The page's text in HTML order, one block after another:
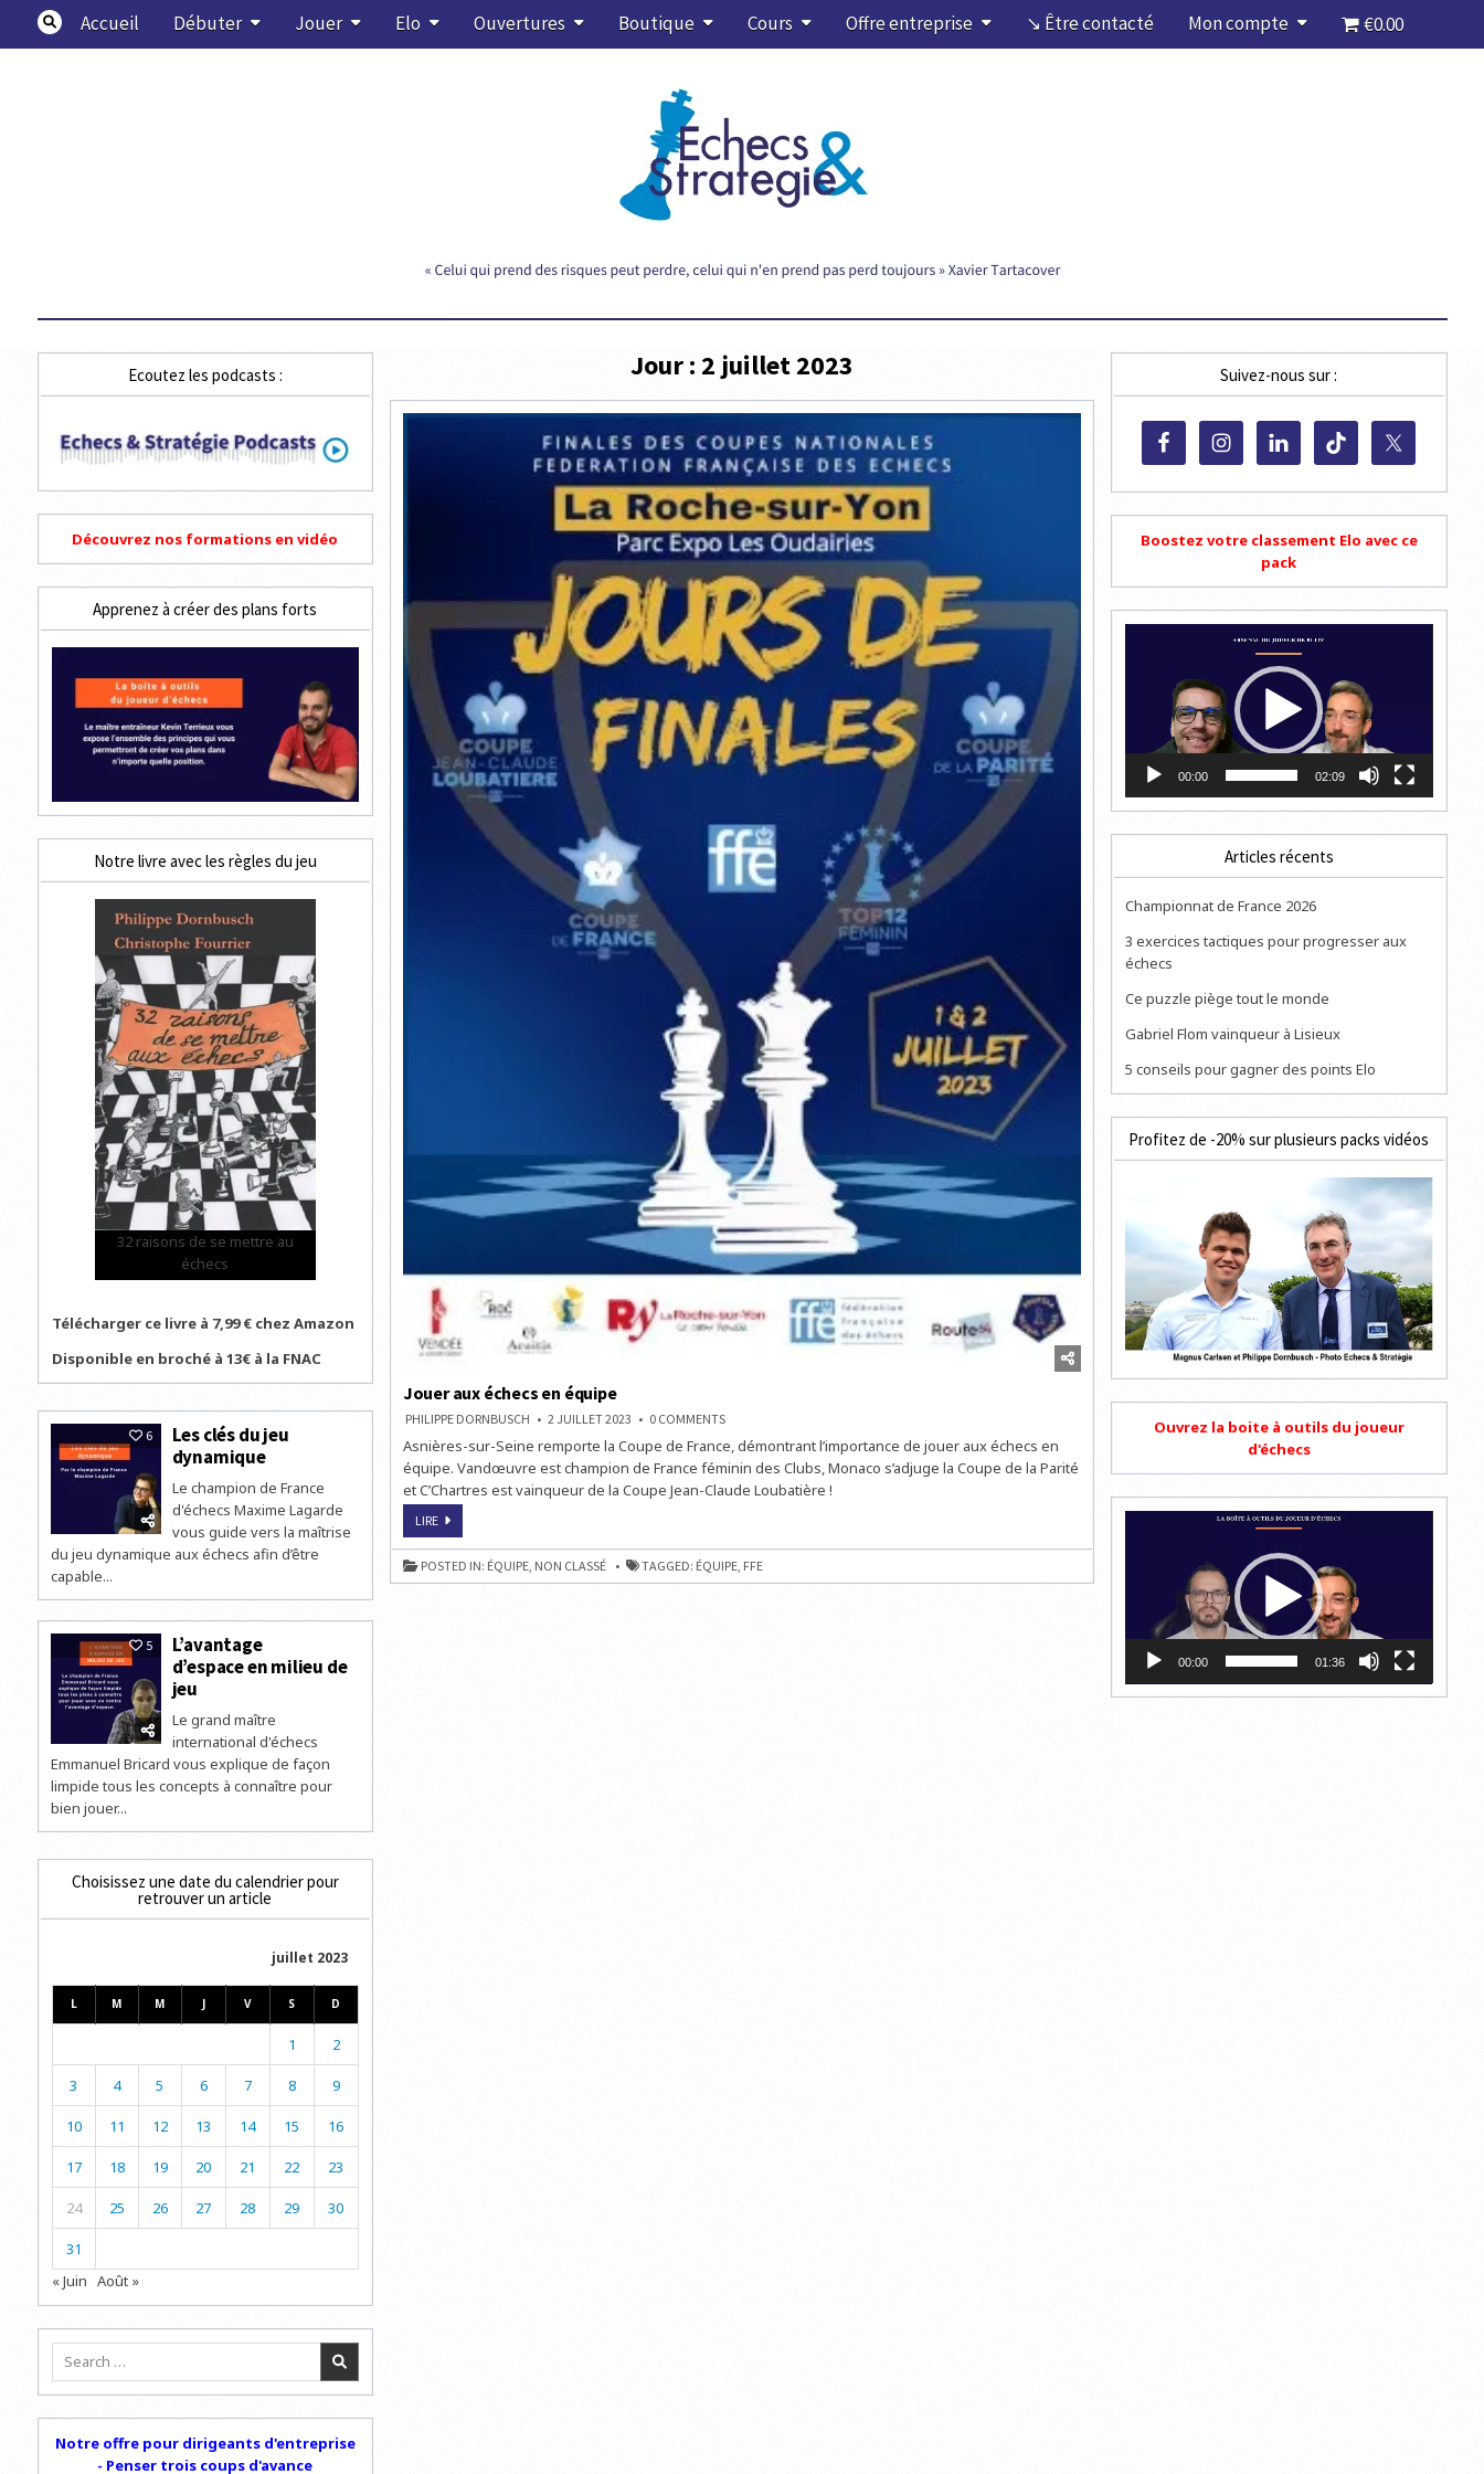
content
Accueil Débuter Jouer Elo Ouvertures Boutique Cours Offre entreprise ↘ Être contacté Mon compte €0.00
Jour : 2 juillet 2023
Jouer aux échecs en équipe
PHILIPPE DORNBUSCH 2 JUILLET 2023 0 COMMENTSON
AUX
ÉCHECS
EN
ÉQUIPE
Asnières-sur-Seine remporte la Coupe de France, démontrant l’importance de jouer aux échecs en
équipe. Vandœuvre est champion de France féminin des Clubs, Monaco s’adjuge la Coupe de la Parité
et C’Chartres est vainqueur de la Coupe Jean-Claude Loubatière !
LIREJOUER
ÉCHECS
EN
ÉQUIPE
POSTED IN: ÉQUIPE, NON CLASSÉ TAGGED: ÉQUIPE, FFE
Ecoutez les podcasts :
Découvrez nos formations en vidéo
Apprenez à créer des plans forts
Notre livre avec les règles du jeu
32 raisons de se mettre au
échecs
Télécharger ce livre à 7,99 € chez Amazon
Disponible en broché à 13€ à la FNAC
6
Les clés du jeu
dynamique
Le champion de France
d'échecs Maxime Lagarde
vous guide vers la maîtrise
du jeu dynamique aux échecs afin d’être
capable...
5
L’avantage
d’espace en milieu de
jeu
Le grand maître
international d'échecs
Emmanuel Bricard vous explique de façon
limpide tous les concepts à connaître pour
bien jouer...
Choisissez une date du calendrier pour
retrouver un article
juillet 2023
L M M J V S D
1 2
3 4 5 6 7 8 9
10 11 12 13 14 15 16
17 18 19 20 21 22 23
24 25 26 27 28 29 30
31
« Juin Août »
Search
Notre offre pour dirigeants d'entreprise
- Penser trois coups d'avance
Suivez-nous sur :
Boostez votre classement Elo avec ce
pack
00:00 02:09
Articles récents
Championnat de France 2026
3 exercices tactiques pour progresser aux
échecs
Ce puzzle piège tout le monde
Gabriel Flom vainqueur à Lisieux
5 conseils pour gagner des points Elo
Profitez de -20% sur plusieurs packs vidéos
Ouvrez la boite à outils du joueur
d'échecs
00:00 01:36